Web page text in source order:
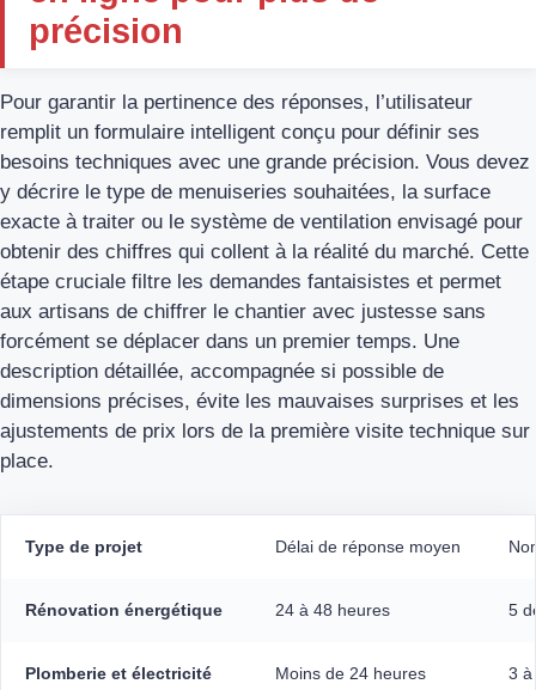
précision
Pour garantir la pertinence des réponses, l’utilisateur
remplit un formulaire intelligent conçu pour définir ses
besoins techniques avec une grande précision. Vous devez
y décrire le type de menuiseries souhaitées, la surface
exacte à traiter ou le système de ventilation envisagé pour
obtenir des chiffres qui collent à la réalité du marché. Cette
étape cruciale filtre les demandes fantaisistes et permet
aux artisans de chiffrer le chantier avec justesse sans
forcément se déplacer dans un premier temps. Une
description détaillée, accompagnée si possible de
dimensions précises, évite les mauvaises surprises et les
ajustements de prix lors de la première visite technique sur
place.
Type de projet Délai de réponse moyen
Rénovation énergétique 24 à 48 heures 5
Plomberie et électricité Moins de 24 heures 3 à